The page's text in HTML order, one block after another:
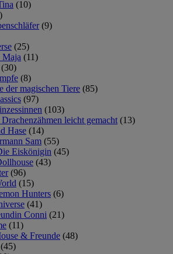
(10)
(9)
(25)
Maja (11)
(30)
(8)
der magischen Tiere (85)
(97)
(103)
leicht gemacht (13)
Hase (14)
Sam (55)
Eiskönigin (45)
(43)
(96)
(15)
Hunters (6)
(41)
Conni (21)
(11)
& Freunde (48)
(45)